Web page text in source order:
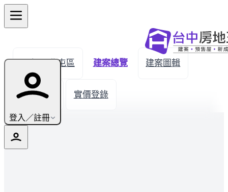
登入／註冊
← 返回北屯區 建案總覽 建案圖輯
生活機能 實價登錄